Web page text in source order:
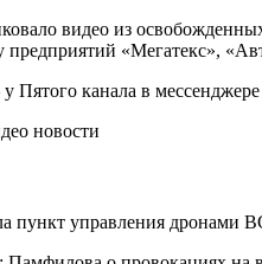
видео из
предприятий «Мегатекс»,
Пятого канала в
новости
пункт управления дронами